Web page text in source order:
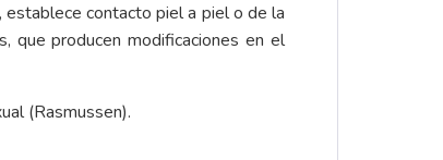
establece contacto piel a piel o de la
que producen modificaciones en el
(Rasmussen).